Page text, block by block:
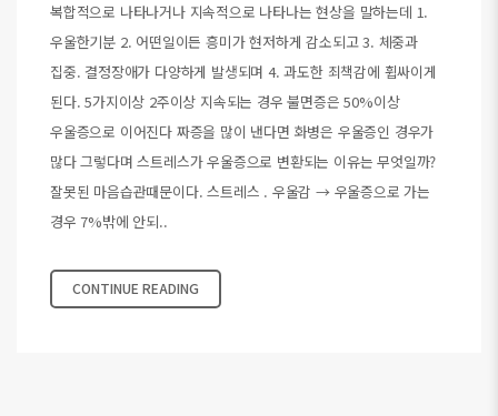
복합적으로 나타나거나 지속적으로 나타나는 현상을 말하는데 1.
우울한기분 2. 어떤일이든 흥미가 현저하게 감소되고 3. 체중과
집중. 결정장애가 다양하게 발생되며 4. 과도한 죄책감에 휩싸이게
된다. 5가지이상 2주이상 지속되는 경우 불면증은 50%이상
우울증으로 이어진다 짜증을 많이 낸다면 화병은 우울증인 경우가
많다 그렇다며 스트레스가 우울증으로 변환되는 이유는 무엇일까?
잘못된 마음습관때문이다. 스트레스 . 우울감 → 우울증으로 가는
경우 7%밖에 안되..
CONTINUE READING